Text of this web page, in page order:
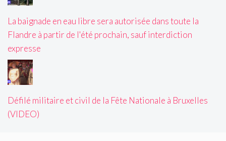
La baignade en eau libre sera autorisée dans toute la
Flandre à partir de l'été prochain, sauf interdiction
expresse
Défilé militaire et civil de la Fête Nationale à Bruxelles
(VIDEO)